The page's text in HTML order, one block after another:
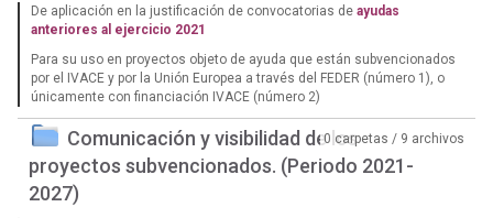
De aplicación en la justificación de convocatorias de ayudas
anteriores al ejercicio 2021
Para su uso en proyectos objeto de ayuda que están subvencionados
por el IVACE y por la Unión Europea a través del FEDER (número 1), o
únicamente con financiación IVACE (número 2)
Comunicación y visibilidad de los
proyectos subvencionados. (Periodo 2021-
2027)
0 carpetas / 9 archivos